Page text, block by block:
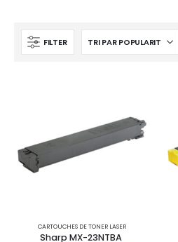
FILTER
CARTOUCHES DE TONER LASER
Sharp MX-23NTBA